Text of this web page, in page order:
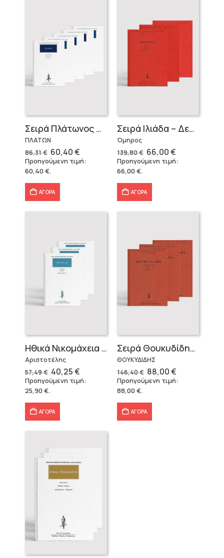
Σειρά Πλάτωνος Πολιτεία
ΠΛΑΤΩΝ
86,31€ Original
price
was:
86,31 €.
60,40€Η
τρέχουσα
τιμή
Προηγούμενη τιμή:
60,40€.
ΑΓΟΡΑ
Σειρά Ιλιάδα – Δεμένο
Όμηρος
139,80€ Original
price
was:
66,00€Η
τρέχουσα
τιμή
Προηγούμενη τιμή:
66,00€.
ΑΓΟΡΑ
Ηθικά Νικομάχεια (3 τόμοι)
Αριστοτέλης
57,49€ Original
price
was:
40,25€Η
τρέχουσα
τιμή
Προηγούμενη τιμή:
25,90€.
ΑΓΟΡΑ
Σειρά Θουκυδίδης – Δεμένο (4 τόμοι)
ΘΟΥΚΥΔΙΔΗΣ
146,40€ Original
price
was:
88,00€Η
τρέχουσα
τιμή
Προηγούμενη τιμή:
88,00€.
ΑΓΟΡΑ